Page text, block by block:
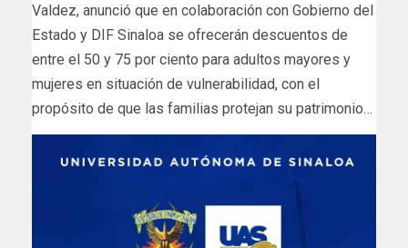
Valdez, anunció que en colaboración con Gobierno del
Estado y DIF Sinaloa se ofrecerán descuentos de
entre el 50 y 75 por ciento para adultos mayores y
mujeres en situación de vulnerabilidad, con el
propósito de que las familias protejan su patrimonio…